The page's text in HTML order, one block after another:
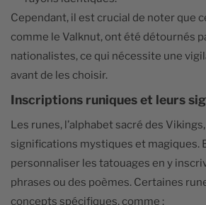
Cependant, il est crucial de noter que
comme le Valknut, ont été détournés
nationalistes, ce qui nécessite une
avant de les choisir.
Inscriptions runiques et leurs
Les runes, l’alphabet sacré des
significations mystiques et magiques.
personnaliser les tatouages en y
phrases ou des poèmes. Certaines
concepts spécifiques, comme :